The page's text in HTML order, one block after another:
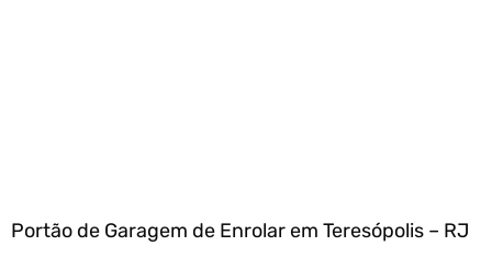
Portão de Garagem de Enrolar em Teresópolis – RJ